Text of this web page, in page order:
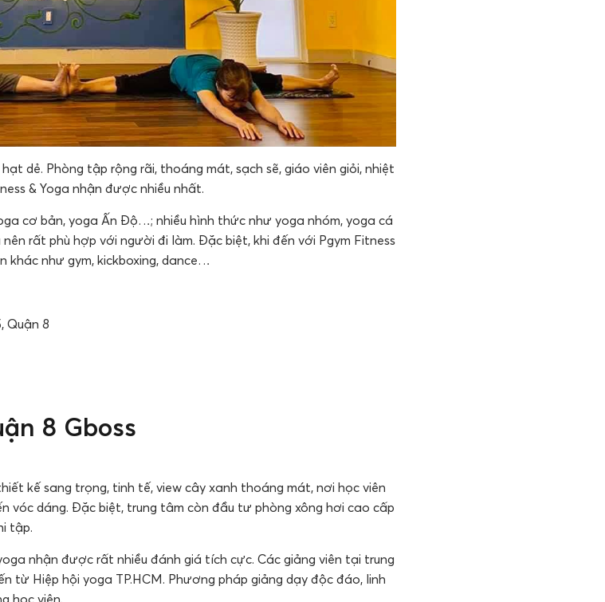
dẻ. Phòng tập rộng rãi, thoáng mát, sạch sẽ, giáo viên giỏi, nhiệt
& Yoga nhận được nhiều nhất.
cơ bản, yoga Ấn Độ…; nhiều hình thức như yoga nhóm, yoga cá
rất phù hợp với người đi làm. Đặc biệt, khi đến với Pgym Fitness
khác như gym, kickboxing, dance…
Quận 8
8 Gboss
kế sang trọng, tinh tế, view cây xanh thoáng mát, nơi học viên
vóc dáng. Đặc biệt, trung tâm còn đầu tư phòng xông hơi cao cấp
tập.
nhận được rất nhiều đánh giá tích cực. Các giảng viên tại trung
từ Hiệp hội yoga TP.HCM. Phương pháp giảng dạy độc đáo, linh